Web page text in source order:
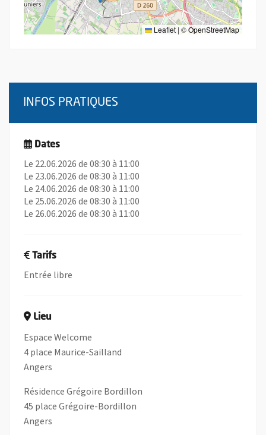
Leaflet | ©OpenStreetMap
INFOS PRATIQUES
Dates
Le 22.06.2026 de 08:30 à 11:00
Le 23.06.2026 de 08:30 à 11:00
Le 24.06.2026 de 08:30 à 11:00
Le 25.06.2026 de 08:30 à 11:00
Le 26.06.2026 de 08:30 à 11:00
Tarifs
Entrée libre
Lieu
Espace Welcome
4 place Maurice-Sailland
Angers
Résidence Grégoire Bordillon
45 place Grégoire-Bordillon
Angers